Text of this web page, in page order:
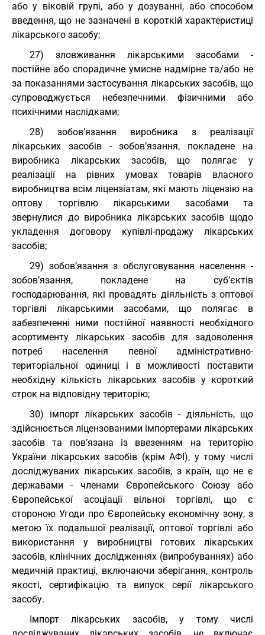
або у віковій групі, або у дозуванні, або способом
введення, що не зазначені в короткій характеристиці
лікарського засобу;
27) зловживання лікарськими засобами -
постійне або спорадичне умисне надмірне та/або не
за показаннями застосування лікарських засобів, що
супроводжується небезпечними фізичними або
психічними наслідками;
28) зобов’язання виробника з реалізації
лікарських засобів - зобов’язання, покладене на
виробника лікарських засобів, що полягає у
реалізації на рівних умовах товарів власного
виробництва всім ліцензіатам, які мають ліцензію на
оптову торгівлю лікарськими засобами та
звернулися до виробника лікарських засобів щодо
укладення договору купівлі-продажу лікарських
засобів;
29) зобов’язання з обслуговування населення -
зобов’язання, покладене на суб’єктів
господарювання, які провадять діяльність з оптової
торгівлі лікарськими засобами, що полягає в
забезпеченні ними постійної наявності необхідного
асортименту лікарських засобів для задоволення
потреб населення певної адміністративно-
територіальної одиниці і в можливості поставити
необхідну кількість лікарських засобів у короткий
строк на відповідну територію;
30) імпорт лікарських засобів - діяльність, що
здійснюється ліцензованими імпортерами лікарських
засобів та пов’язана із ввезенням на територію
України лікарських засобів (крім АФІ), у тому числі
досліджуваних лікарських засобів, з країн, що не є
державами - членами Європейського Союзу або
Європейської асоціації вільної торгівлі, що є
стороною Угоди про Європейську економічну зону, з
метою їх подальшої реалізації, оптової торгівлі або
використання у виробництві готових лікарських
засобів, клінічних дослідженнях (випробуваннях) або
медичній практиці, включаючи зберігання, контроль
якості, сертифікацію та випуск серії лікарського
засобу.
Імпорт лікарських засобів, у тому числі